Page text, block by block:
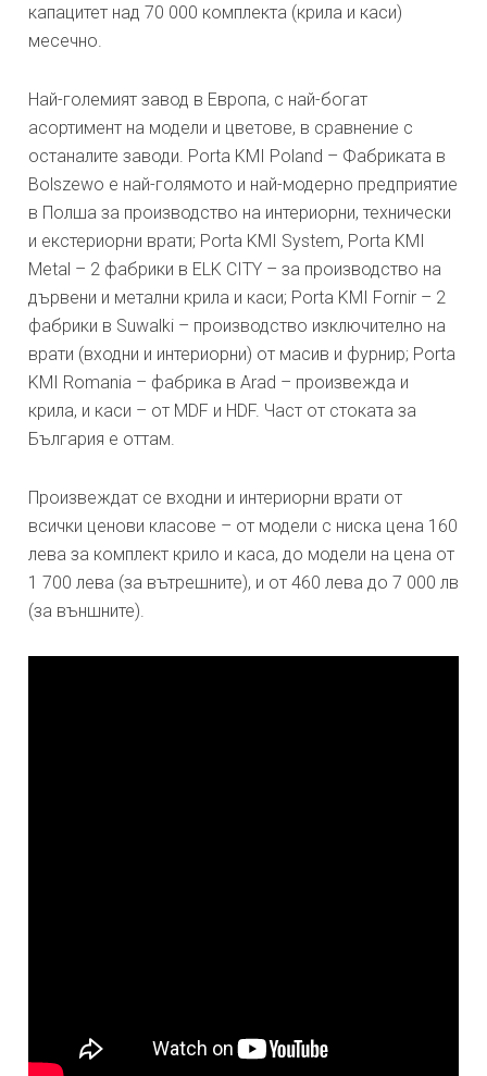
капацитет над 70 000 комплекта (крила и каси)
месечно.
Най-големият завод в Европа, с най-богат
асортимент на модели и цветове, в сравнение с
останалите заводи. Porta KMI Poland – Фабриката в
Bolszewo е най-голямото и най-модерно предприятие
в Полша за производство на интериорни, технически
и екстериорни врати; Porta KMI System, Porta KMI
Metal – 2 фабрики в ELK CITY – за производство на
дървени и метални крила и каси; Porta KMI Fornir – 2
фабрики в Suwalki – производство изключително на
врати (входни и интериорни) от масив и фурнир; Porta
KMI Romania – фабрика в Arad – произвежда и
крила, и каси – от MDF и HDF. Част от стоката за
България е оттам.
Произвеждат се входни и интериорни врати от
всички ценови класове – от модели с ниска цена 160
лева за комплект крило и каса, до модели на цена от
1 700 лева (за вътрешните), и от 460 лева до 7 000 лв
(за външните).